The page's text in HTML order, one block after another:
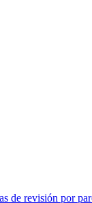
de revisión por